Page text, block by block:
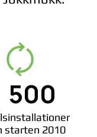
500
starten 2010